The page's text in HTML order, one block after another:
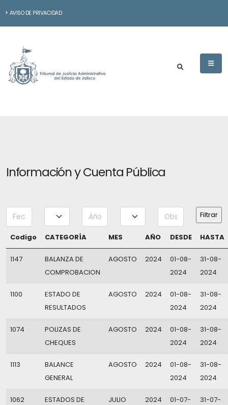
AVISO DE PRIVACIDAD
Información y Cuenta Pública
Codigo CATEGORÍA MES AÑO DESDE HASTA
1147
BALANZA DE
COMPROBACION
AGOSTO 2024
01-08-
2024
31-08-
2024
1100
ESTADO DE
RESULTADOS
AGOSTO 2024
01-08-
2024
31-08-
2024
1074
POLIZAS DE
CHEQUES
AGOSTO 2024
01-08-
2024
31-08-
2024
1113
BALANCE
GENERAL
AGOSTO 2024
01-08-
2024
31-08-
2024
1062
ESTADOS DE
JULIO 2024
01-07-
31-07-